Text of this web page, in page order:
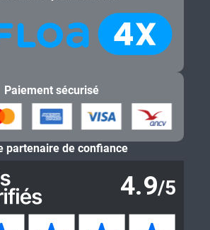
Paiement sécurisé
partenaire de confiance